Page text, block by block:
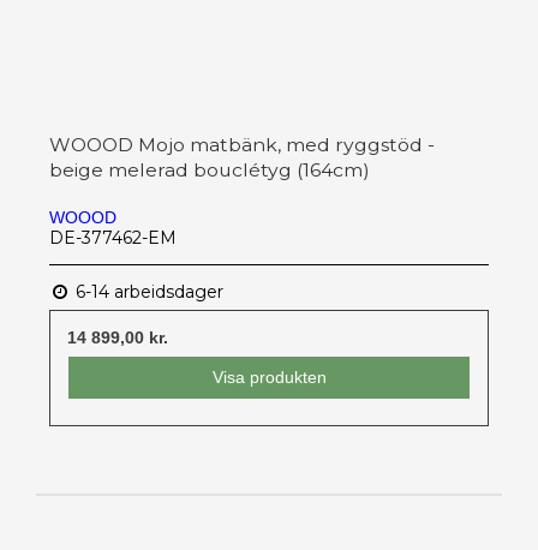
WOOOD Mojo matbänk, med ryggstöd -
beige melerad bouclétyg (164cm)
WOOOD
DE-377462-EM
6-14 arbeidsdager
14 899,00 kr.
Visa produkten